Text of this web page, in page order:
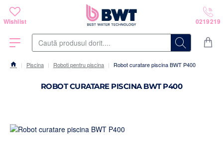
Caută
dorit....
ROBOT CURATARE PISCINA BWT P400
home
Piscina Roboti pentru piscina Robot curatare piscina BWT P400